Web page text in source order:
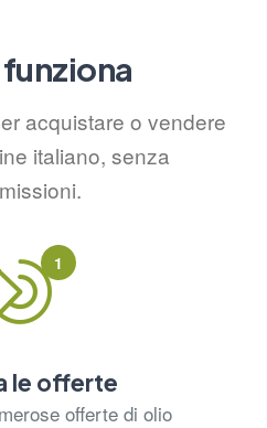
acquistare o vendere
italiano, senza
1
le offerte
offerte di olio